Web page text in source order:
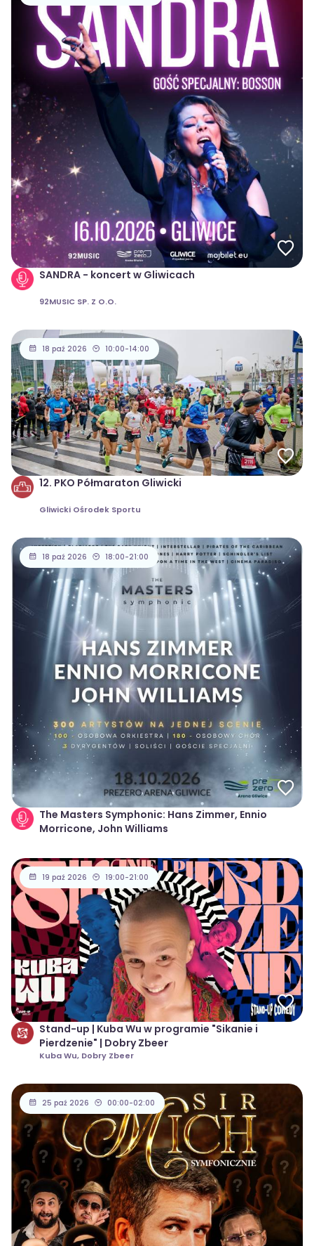
SANDRA - koncert w Gliwicach
92MUSIC SP. Z O.O.
18 paź 2026 10:00-14:00
12. PKO Półmaraton Gliwicki
Gliwicki Ośrodek Sportu
18 paź 2026 18:00-21:00
The Masters Symphonic: Hans Zimmer, Ennio
Morricone, John Williams
19 paź 2026 19:00-21:00
Stand-up | Kuba Wu w programie "Sikanie i
Pierdzenie" | Dobry Zbeer
Kuba Wu, Dobry Zbeer
25 paź 2026 00:00-02:00